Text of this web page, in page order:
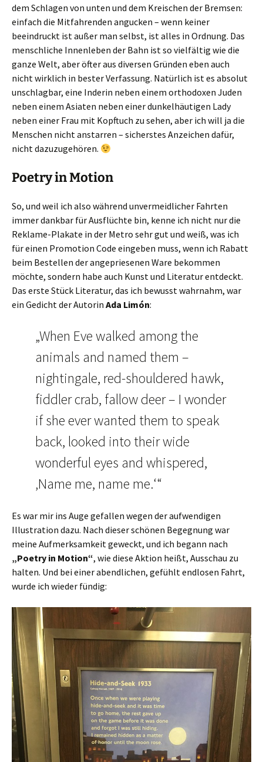
dem Schlagen von unten und dem Kreischen der Bremsen:
einfach die Mitfahrenden angucken – wenn keiner
beeindruckt ist außer man selbst, ist alles in Ordnung. Das
menschliche Innenleben der Bahn ist so vielfältig wie die
ganze Welt, aber öfter aus diversen Gründen eben auch
nicht wirklich in bester Verfassung. Natürlich ist es absolut
unschlagbar, eine Inderin neben einem orthodoxen Juden
neben einem Asiaten neben einer dunkelhäutigen Lady
neben einer Frau mit Kopftuch zu sehen, aber ich will ja die
Menschen nicht anstarren – sicherstes Anzeichen dafür,
nicht dazuzugehören.
Poetry in Motion
So, und weil ich also während unvermeidlicher Fahrten
immer dankbar für Ausflüchte bin, kenne ich nicht nur die
Reklame-Plakate in der Metro sehr gut und weiß, was ich
für einen Promotion Code eingeben muss, wenn ich Rabatt
beim Bestellen der angepriesenen Ware bekommen
möchte, sondern habe auch Kunst und Literatur entdeckt.
Das erste Stück Literatur, das ich bewusst wahrnahm, war
ein Gedicht der Autorin Ada Limón:
„When Eve walked among the
animals and named them –
nightingale, red-shouldered hawk,
fiddler crab, fallow deer – I wonder
if she ever wanted them to speak
back, looked into their wide
wonderful eyes and whispered,
‚Name me, name me.‘“
Es war mir ins Auge gefallen wegen der aufwendigen
Illustration dazu. Nach dieser schönen Begegnung war
meine Aufmerksamkeit geweckt, und ich begann nach
„Poetry in Motion“, wie diese Aktion heißt, Ausschau zu
halten. Und bei einer abendlichen, gefühlt endlosen Fahrt,
wurde ich wieder fündig: